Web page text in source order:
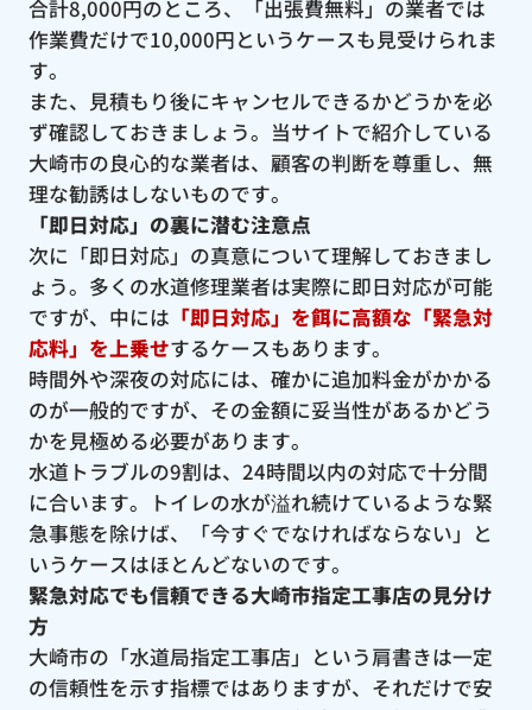
合計8,000円のところ、「出張費無料」の業者では
作業費だけで10,000円というケースも見受けられま
す。
また、見積もり後にキャンセルできるかどうかを必
ず確認しておきましょう。当サイトで紹介している
大崎市の良心的な業者は、顧客の判断を尊重し、無
理な勧誘はしないものです。
「即日対応」の裏に潜む注意点
次に「即日対応」の真意について理解しておきまし
ょう。多くの水道修理業者は実際に即日対応が可能
ですが、中には 「即日対応」を餌に高額な「緊急対
応料」を上乗せするケースもあります。
時間外や深夜の対応には、確かに追加料金がかかる
のが一般的ですが、その金額に妥当性があるかどう
かを見極める必要があります。
水道トラブルの9割は、24時間以内の対応で十分間
に合います。トイレの水が溢れ続けているような緊
急事態を除けば、「今すぐでなければならない」と
いうケースはほとんどないのです。
緊急対応でも信頼できる大崎市指定工事店の見分け
方
大崎市の「水道局指定工事店」という肩書きは一定
の信頼性を示す指標ではありますが、それだけで安